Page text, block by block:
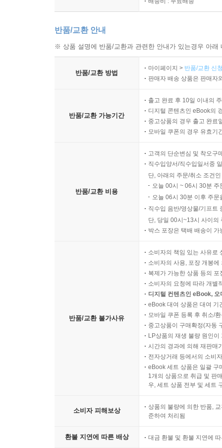
반품/교환 안내
※ 상품 설명에 반품/교환과 관련한 안내가 있는경우 아
반품/교환 방법
마이페이지 > 반품/교환 신
판매자 배송 상품은 판매자
반품/교환 가능기간
출고 완료 후 10일 이내의
디지털 콘텐츠인 eBook의
중고상품의 경우 출고 완료
모바일 쿠폰의 경우 유효기
반품/교환 비용
고객의 단순변심 및 착오구
직수입양서/직수입일서중
단, 아래의 주문/취소 조건
오늘 00시 ~ 06시 30분
오늘 06시 30분 이후 주
직수입 음반/영상물/기프트
단, 당일 00시~13시 사이의
박스 포장은 택배 배송이
반품/교환 불가사유
소비자의 책임 있는 사유로
소비자의 사용, 포장 개봉
복제가 가능한 상품 등의
소비자의 요청에 따라 개별
디지털 컨텐츠인 eBook,
eBook 대여 상품은 대여 기
모바일 쿠폰 등록 후 취소/
중고상품이 구매확정(자동
LP상품의 재생 불량 원인
시간의 경과에 의해 재판매
전자상거래 등에서의 소비
eBook 세트 상품은 일괄 구
1개의 상품으로 취급 및 판
우, 세트 상품 전부 및 세트
소비자 피해보상
상품의 불량에 의한 반품,
준하여 처리됨
환불 지연에 따른 배상 대금 환불 및 환불 지연에